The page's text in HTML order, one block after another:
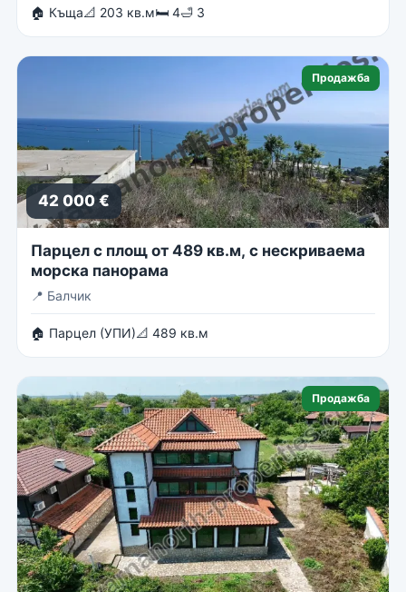
🏠 Къща📐 203 кв.м🛏 4🛁 3
Продажба
42 000 €
Парцел с площ от 489 кв.м, с нескриваема
морска панорама
📍 Балчик
🏠 Парцел (УПИ)📐 489 кв.м
Продажба